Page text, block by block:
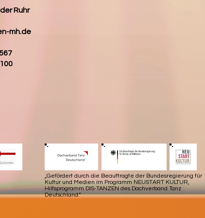
Ruhr
mh.de
„Gefördert durch die Beauftragte der Bundesregierung für
Kultur und Medien im Programm NEUSTART KULTUR,
Hilfsprogramm DIS-TANZEN des Dachverband Tanz
Deutschland.“